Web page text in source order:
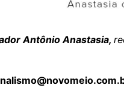
Antônio Anastasia,